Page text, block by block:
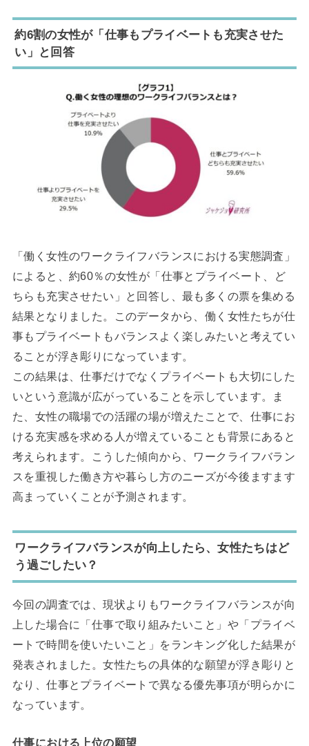
約6割の女性が「仕事もプライベートも充実させた
い」と回答
「働く女性のワークライフバランスにおける実態調査」
によると、約60％の女性が「仕事とプライベート、ど
ちらも充実させたい」と回答し、最も多くの票を集める
結果となりました。このデータから、働く女性たちが仕
事もプライベートもバランスよく楽しみたいと考えてい
ることが浮き彫りになっています。
この結果は、仕事だけでなくプライベートも大切にした
いという意識が広がっていることを示しています。ま
た、女性の職場での活躍の場が増えたことで、仕事にお
ける充実感を求める人が増えていることも背景にあると
考えられます。こうした傾向から、ワークライフバラン
スを重視した働き方や暮らし方のニーズが今後ますます
高まっていくことが予測されます。
ワークライフバランスが向上したら、女性たちはど
う過ごしたい？
今回の調査では、現状よりもワークライフバランスが向
上した場合に「仕事で取り組みたいこと」や「プライベ
ートで時間を使いたいこと」をランキング化した結果が
発表されました。女性たちの具体的な願望が浮き彫りと
なり、仕事とプライベートで異なる優先事項が明らかに
なっています。
仕事における上位の願望